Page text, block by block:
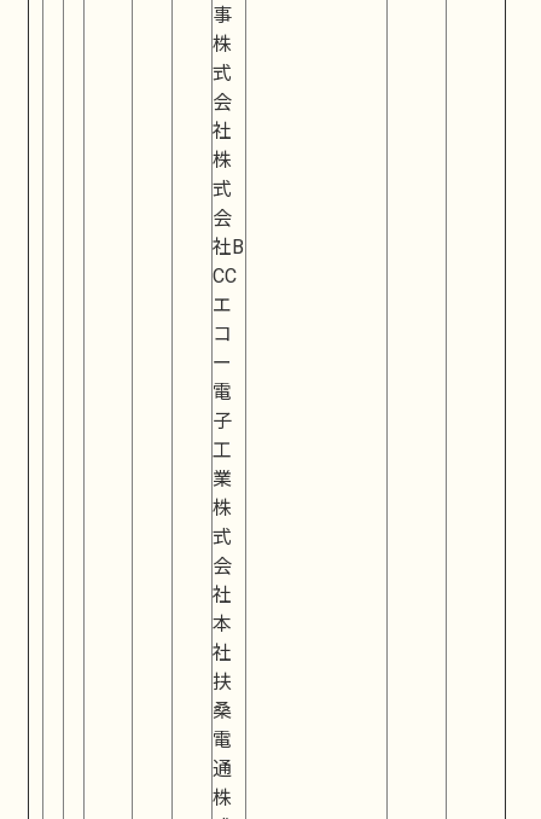
事
株
式
会
社
株
式
会
社B
CC
エ
コ
ー
電
子
工
業
株
式
会
社
本
社
扶
桑
電
通
株